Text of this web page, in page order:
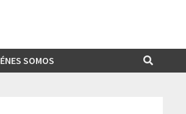
SOMOS